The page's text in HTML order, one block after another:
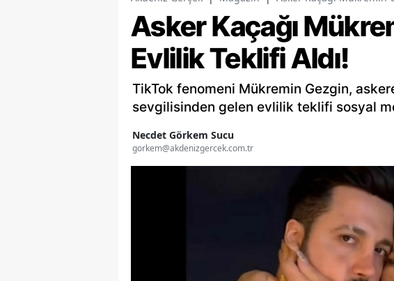
Asker Kaçağı
Evlilik Teklifi Aldı!
TikTok fenomeni Mükremin Gezgin,
sevgilisinden gelen evlilik teklifi sosyal
Necdet Görkem Sucu
gorkem@akdenizgercek.com.tr